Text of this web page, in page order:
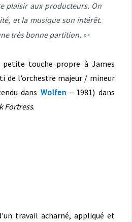
plaisir aux producteurs. On
et la musique son intérêt.
très bonne partition. »4
petite touche propre à James
de l’orchestre majeur / mineur
dans Wolfen– 1981) dans
Fortress.
travail acharné, appliqué et